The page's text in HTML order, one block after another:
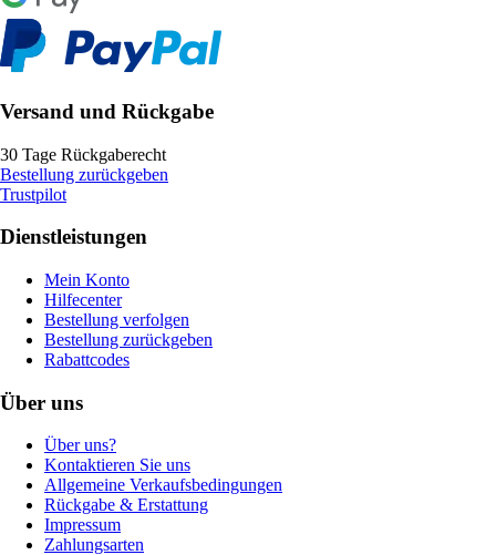
Versand und Rückgabe
30 Tage Rückgaberecht
Bestellung zurückgeben
Trustpilot
Dienstleistungen
Mein Konto
Hilfecenter
Bestellung verfolgen
Bestellung zurückgeben
Rabattcodes
Über uns
Über uns?
Kontaktieren Sie uns
Allgemeine Verkaufsbedingungen
Rückgabe & Erstattung
Impressum
Zahlungsarten